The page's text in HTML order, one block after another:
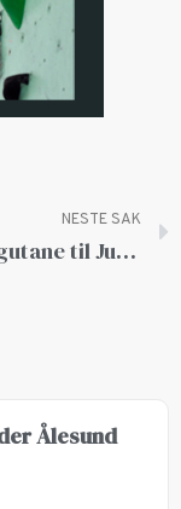
NESTE SAK
Vassendgutane til Jugend!
Ålesund